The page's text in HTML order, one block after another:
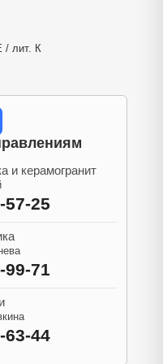
/ лит. К
и керамогранит
57-25
99-71
63-44